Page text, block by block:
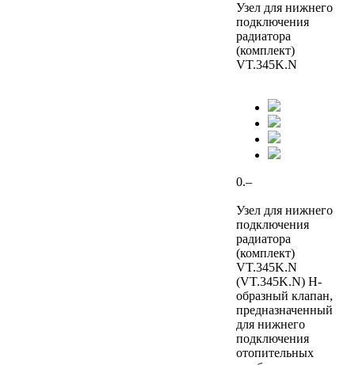
Узел для нижнего
подключения
радиатора
(комплект)
VT.345K.N
0.–
Узел для нижнего
подключения
радиатора
(комплект)
VT.345K.N
(VT.345K.N) Н-
образный клапан,
предназначенный
для нижнего
подключения
отопительных